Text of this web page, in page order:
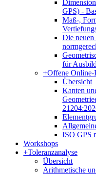
GPS) -
Maß-,
Die
für
+Offene Online-
Übersicht
Kanten
ISO GPS
Workshops
+Toleranzanalyse
Übersicht
Arithmetische